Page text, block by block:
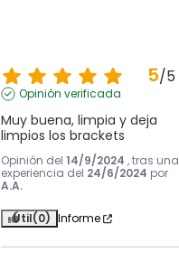
5/5
Opinión verificada
Muy buena, limpia y deja
limpios los brackets
Opinión del 14/9/2024 , tras una
experiencia del 24/6/2024 por
A.A.
Útil(0) Informe